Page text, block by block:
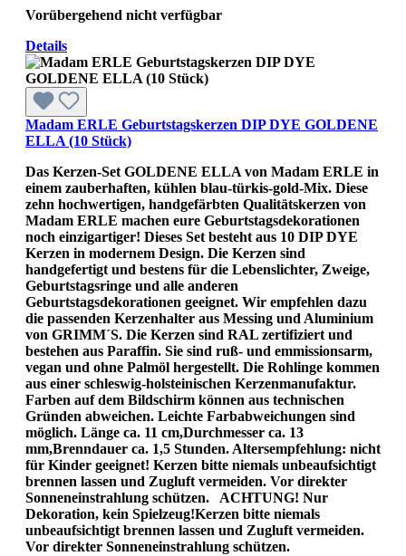
Vorübergehend nicht verfügbar
Details
Madam ERLE Geburtstagskerzen DIP DYE GOLDENE
ELLA (10 Stück)
Das Kerzen-Set GOLDENE ELLA von Madam ERLE in
einem zauberhaften, kühlen blau-türkis-gold-Mix. Diese
zehn hochwertigen, handgefärbten Qualitätskerzen von
Madam ERLE machen eure Geburtstagsdekorationen
noch einzigartiger! Dieses Set besteht aus 10 DIP DYE
Kerzen in modernem Design. Die Kerzen sind
handgefertigt und bestens für die Lebenslichter, Zweige,
Geburtstagsringe und alle anderen
Geburtstagsdekorationen geeignet. Wir empfehlen dazu
die passenden Kerzenhalter aus Messing und Aluminium
von GRIMM´S. Die Kerzen sind RAL zertifiziert und
bestehen aus Paraffin. Sie sind ruß- und emmissionsarm,
vegan und ohne Palmöl hergestellt. Die Rohlinge kommen
aus einer schleswig-holsteinischen Kerzenmanufaktur.
Farben auf dem Bildschirm können aus technischen
Gründen abweichen. Leichte Farbabweichungen sind
möglich. Länge ca. 11 cm,Durchmesser ca. 13
mm,Brenndauer ca. 1,5 Stunden. Altersempfehlung: nicht
für Kinder geeignet! Kerzen bitte niemals unbeaufsichtigt
brennen lassen und Zugluft vermeiden. Vor direkter
Sonneneinstrahlung schützen. ACHTUNG! Nur
Dekoration, kein Spielzeug!Kerzen bitte niemals
unbeaufsichtigt brennen lassen und Zugluft vermeiden.
Vor direkter Sonneneinstrahlung schützen.